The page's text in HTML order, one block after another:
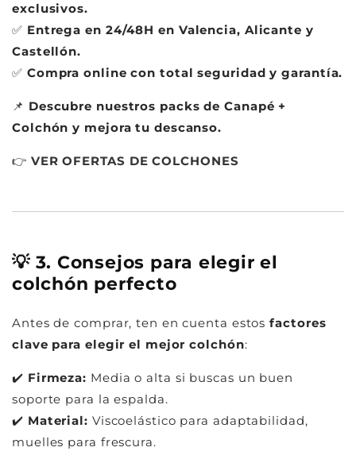
exclusivos.
✅ Entrega en 24/48H en Valencia, Alicante y
Castellón.
✅ Compra online con total seguridad y garantía.
📌 Descubre nuestros packs de Canapé +
Colchón y mejora tu descanso.
👉 VER OFERTAS DE COLCHONES
💡 3. Consejos para elegir el
colchón perfecto
Antes de comprar, ten en cuenta estosfactores
clave para elegir el mejor colchón:
✔️ Firmeza: Media o alta si buscas un buen
soporte para la espalda.
✔️ Material: Viscoelástico para adaptabilidad,
muelles para frescura.